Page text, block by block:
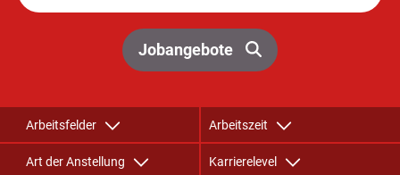
Jobangebote
Arbeitsfelder Arbeitszeit
Art der Anstellung Karrierelevel